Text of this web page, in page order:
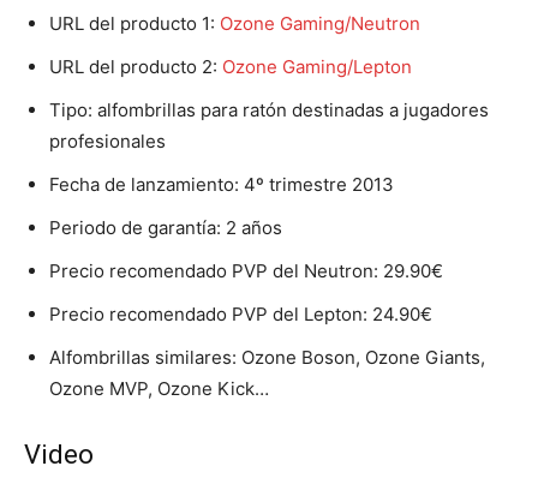
URL del producto 1: Ozone Gaming/Neutron
URL del producto 2: Ozone Gaming/Lepton
Tipo: alfombrillas para ratón destinadas a jugadores
profesionales
Fecha de lanzamiento: 4º trimestre 2013
Periodo de garantía: 2 años
Precio recomendado PVP del Neutron: 29.90€
Precio recomendado PVP del Lepton: 24.90€
Alfombrillas similares: Ozone Boson, Ozone Giants,
Ozone MVP, Ozone Kick…
Video